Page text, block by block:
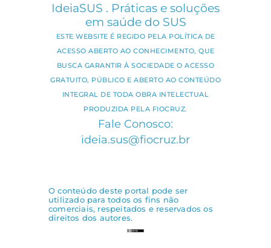
IdeiaSUS . Práticas e soluções
em saúde do SUS
ESTE WEBSITE É REGIDO PELA POLÍTICA DE
ACESSO ABERTO AO CONHECIMENTO, QUE
BUSCA GARANTIR À SOCIEDADE O ACESSO
GRATUITO, PÚBLICO E ABERTO AO CONTEÚDO
INTEGRAL DE TODA OBRA INTELECTUAL
PRODUZIDA PELA FIOCRUZ.
Fale Conosco:
ideia.sus@fiocruz.br
O conteúdo deste portal pode ser
utilizado para todos os fins não
comerciais, respeitados e reservados os
direitos dos autores.